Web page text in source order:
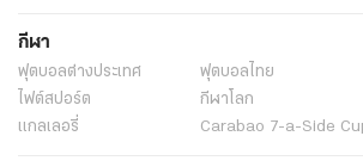
กีฬา
ฟุตบอลต่่างประเทศ ฟุตบอลไทย
ไฟต์สปอร์ต
กีฬาโลก
แกลเลอรี่
Carabao 7-a-Side